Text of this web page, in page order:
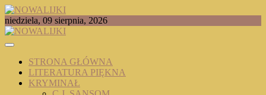
Skip
to
content
NOWALIJKI
TOMASZ RADOCHOŃSKI PISZE O KSIĄŻKACH
niedziela, 09 sierpnia, 2026
STRONA GŁÓWNA
LITERATURA PIĘKNA
KRYMINAŁ